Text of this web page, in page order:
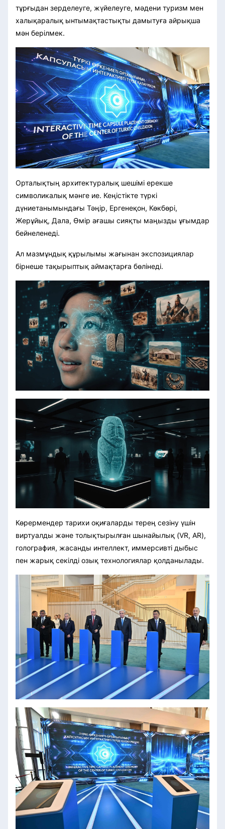
тұрғыдан зерделеуге, жүйелеуге, мәдени туризм мен
халықаралық ынтымақтастықты дамытуға айрықша
мән берілмек.
Орталықтың архитектуралық шешімі ерекше
символикалық мәнге ие. Кеңістікте түркі
дүниетанымындағы Тәңір, Ергенеқон, Көкбөрі,
Жерұйық, Дала, Өмір ағашы сияқты маңызды ұғымдар
бейнеленеді.
Ал мазмұндық құрылымы жағынан экспозициялар
бірнеше тақырыптық аймақтарға бөлінеді.
Көрермендер тарихи оқиғаларды терең сезіну үшін
виртуалды және толықтырылған шынайылық (VR, AR),
голография, жасанды интеллект, иммерсивті дыбыс
пен жарық секілді озық технологиялар қолданылады.